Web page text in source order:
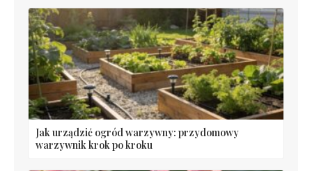
Jak urządzić ogród warzywny: przydomowy
warzywnik krok po kroku